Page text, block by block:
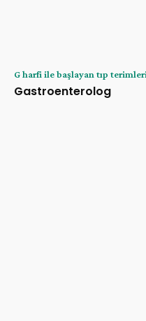
G harfi ile başlayan tıp
Gastroenterolog